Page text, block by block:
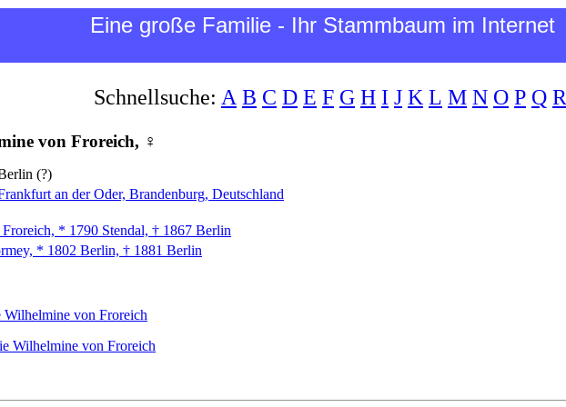
Eine große Familie - Ihr Stammbaum im Internet
Schnellsuche: A B C D E F G H I J K L M N O P Q R
von Froreich, ♀
(?)
an der Oder, Brandenburg, Deutschland
* 1790 Stendal, † 1867 Berlin
* 1802 Berlin, † 1881 Berlin
von Froreich
Wilhelmine von Froreich